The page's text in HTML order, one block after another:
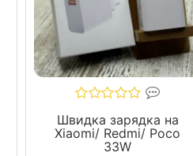
Швидка зарядка на
Xiaomi/ Redmi/ Pocо
33W